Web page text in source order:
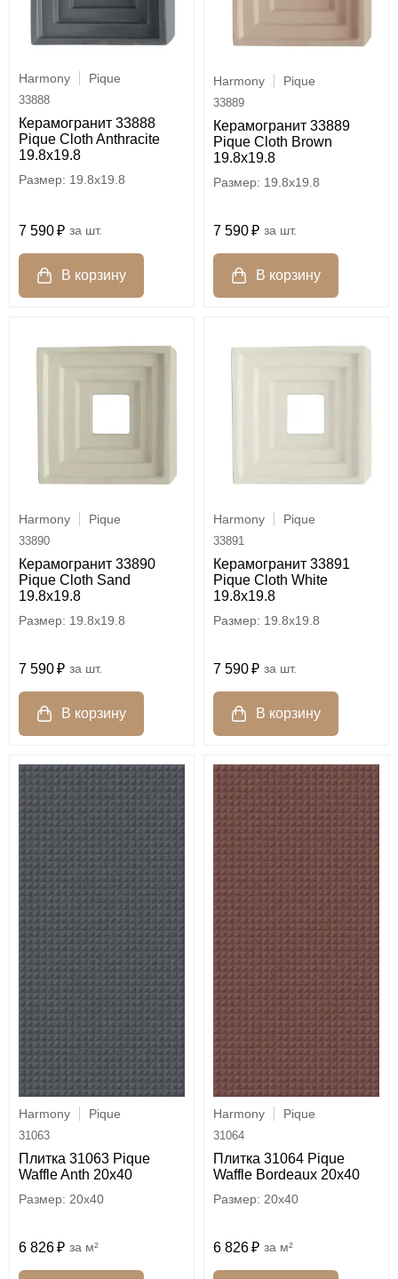
Harmony Pique
33888
Керамогранит 33888
Pique Cloth Anthracite
19.8х19.8
19.8x19.8
7 590 шт.
Harmony Pique
33889
Керамогранит 33889
Pique Cloth Brown
19.8х19.8
19.8x19.8
7 590 шт.
Harmony Pique
33890
Керамогранит 33890
Pique Cloth Sand
19.8х19.8
19.8x19.8
7 590 шт.
Harmony Pique
33891
Керамогранит 33891
Pique Cloth White
19.8х19.8
19.8x19.8
7 590 шт.
Harmony Pique
31063
Плитка 31063 Pique
Waffle Anth 20x40
20x40
6 826 м²
Harmony Pique
31064
Плитка 31064 Pique
Waffle Bordeaux 20x40
20x40
6 826 м²